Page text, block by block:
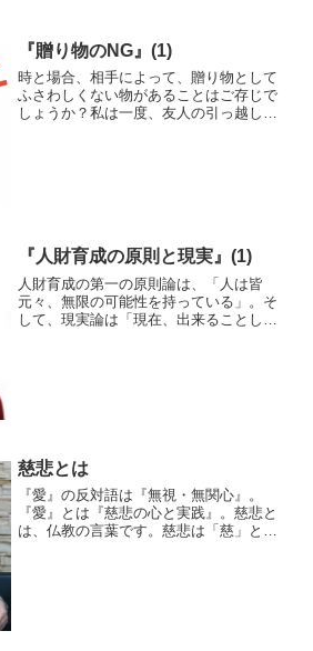
『贈り物のNG』(1)
時と場合、相手によって、贈り物として
ふさわしくない物があることはご存じで
しょうか？私は一度、友人の引っ越し祝
『人財育成の原則と現実』(1)
人財育成の第一の原則論は、「人は皆
元々、無限の可能性を持っている」。そ
して、現実論は「現在、出来ることしか
慈悲とは
『愛』の反対語は『無視・無関心』。
『愛』とは『慈悲の心と実践』。慈悲と
は、仏教の言葉です。慈悲は「慈」と